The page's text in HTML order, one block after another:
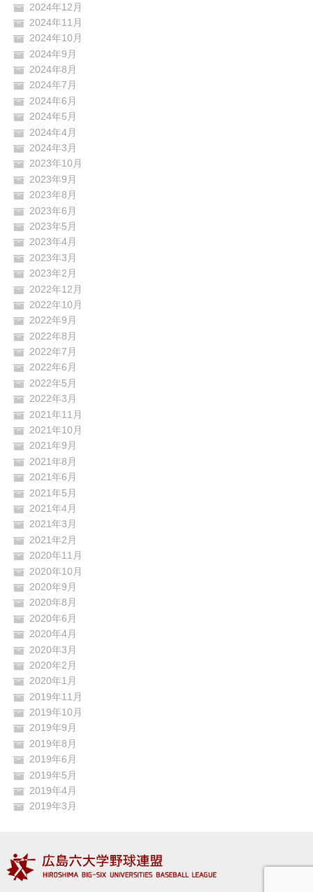
2024年12月
2024年11月
2024年10月
2024年9月
2024年8月
2024年7月
2024年6月
2024年5月
2024年4月
2024年3月
2023年10月
2023年9月
2023年8月
2023年6月
2023年5月
2023年4月
2023年3月
2023年2月
2022年12月
2022年10月
2022年9月
2022年8月
2022年7月
2022年6月
2022年5月
2022年3月
2021年11月
2021年10月
2021年9月
2021年8月
2021年6月
2021年5月
2021年4月
2021年3月
2021年2月
2020年11月
2020年10月
2020年9月
2020年8月
2020年6月
2020年4月
2020年3月
2020年2月
2020年1月
2019年11月
2019年10月
2019年9月
2019年8月
2019年6月
2019年5月
2019年4月
2019年3月